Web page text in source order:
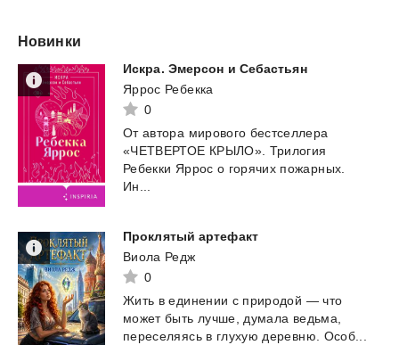
Новинки
Искра. Эмерсон и Себастьян
Яррос Ребекка
0
От автора мирового бестселлера
«ЧЕТВЕРТОЕ КРЫЛО». Трилогия
Ребекки Яррос о горячих пожарных.
Ин...
Проклятый артефакт
Виола Редж
0
Жить в единении с природой — что
может быть лучше, думала ведьма,
переселяясь в глухую деревню. Особ...